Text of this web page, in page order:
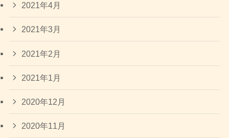
2021年4月
2021年3月
2021年2月
2021年1月
2020年12月
2020年11月